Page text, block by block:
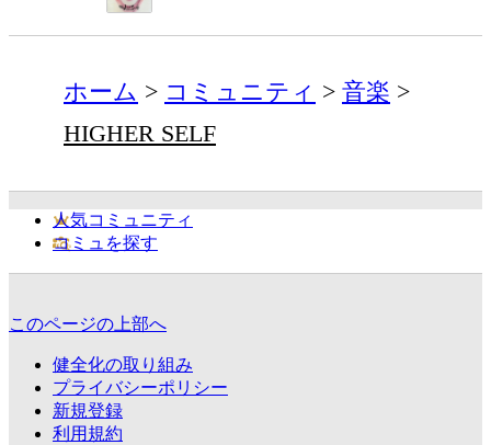
ホーム コミュニティ
音楽
HIGHER SELF
人気コミュニティ
コミュを探す
このページの上部へ
健全化の取り組み
プライバシーポリシー
新規登録
利用規約